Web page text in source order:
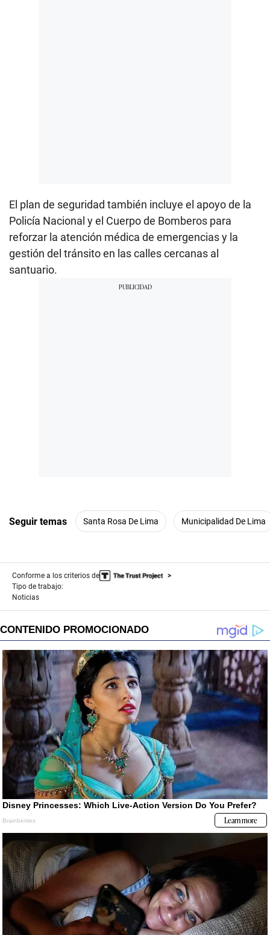
El plan de seguridad también incluye el apoyo de la
Policía Nacional y el Cuerpo de Bomberos para
reforzar la atención médica de emergencias y la
gestión del tránsito en las calles cercanas al
santuario.
Seguir temas Santa Rosa De Lima Municipalidad De Lima
Conforme a los criterios de
Tipo de trabajo:
Noticias